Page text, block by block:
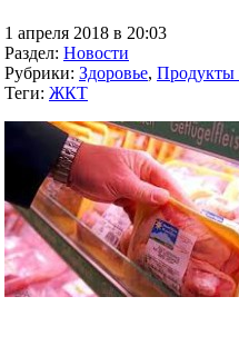
1 апреля 2018 в 20:03
Раздел: Новости
Рубрики: Здоровье, Продукты
Теги: ЖКТ